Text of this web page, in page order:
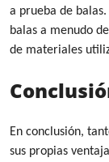
a prueba de
balas a menudo
de materiales
En conclusión,
sus propias